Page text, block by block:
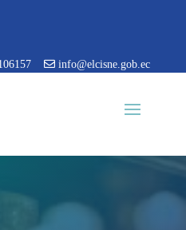
info@elcisne.gob.ec